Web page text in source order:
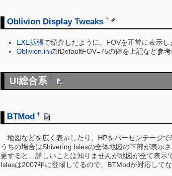
Oblivion Display Tweaks †
EXE拡張で紹介したように、FOVを正常に表示し
Oblivion.iniのfDefaultFOV=75の値を上記など参考
UI総合系 †
BTMod †
地図などを広く表示したり、HPをパーセンテージで
うちの場合はShivering Islesの全体地図の下部が表示
更すると、詳しいことは知りませんが地図が全て表
Islesは2007年に登場してるので、BTModが対応して